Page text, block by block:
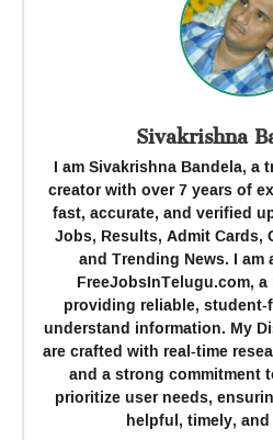
Sivakrishna
I am Sivakrishna Bandela,
creator with over 7 years of
fast, accurate, and verified
Jobs, Results, Admit Cards,
and Trending News. I
FreeJobsInTelugu.com,
providing reliable,
understand information. My
are crafted with real-time
and a strong commitment
prioritize user needs,
helpful, timely,